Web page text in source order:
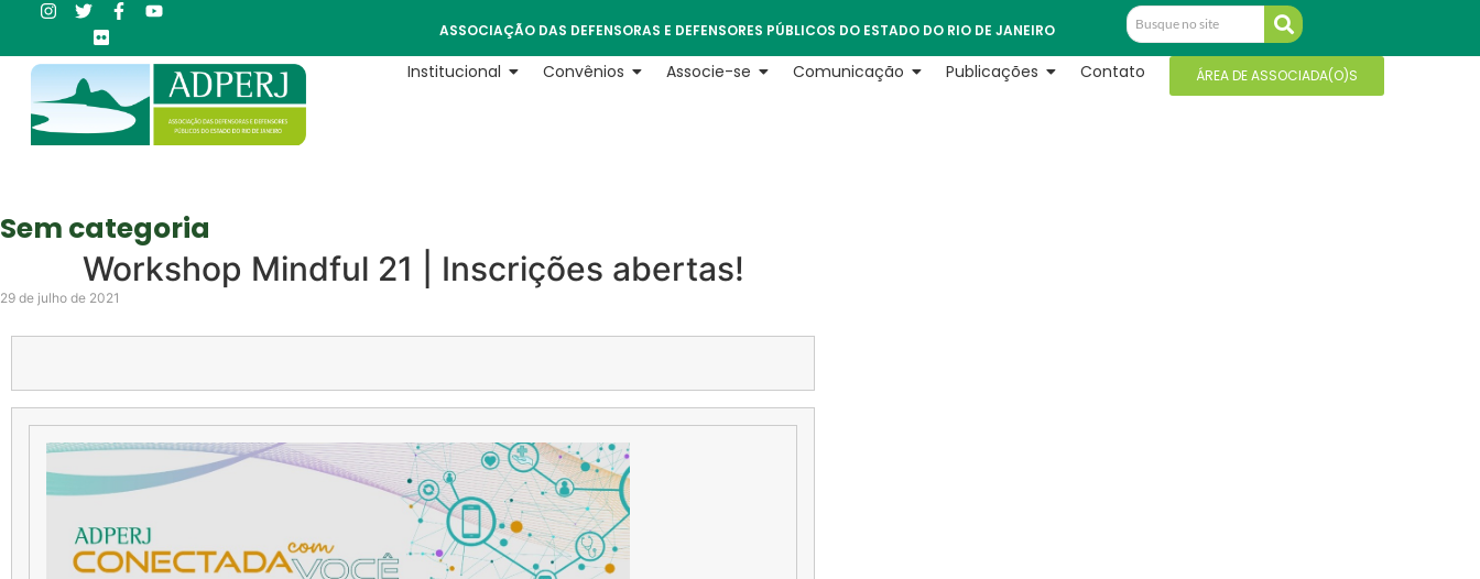
ASSOCIAÇÃO DAS DEFENSORAS E DEFENSORES PÚBLICOS DO ESTADO DO RIO DE JANEIRO
Institucional Convênios Associe-se Comunicação Publicações Contato ÁREA DE ASSOCIADA(O)S
Sem categoria
Workshop Mindful 21 | Inscrições abertas!
29 de julho de 2021